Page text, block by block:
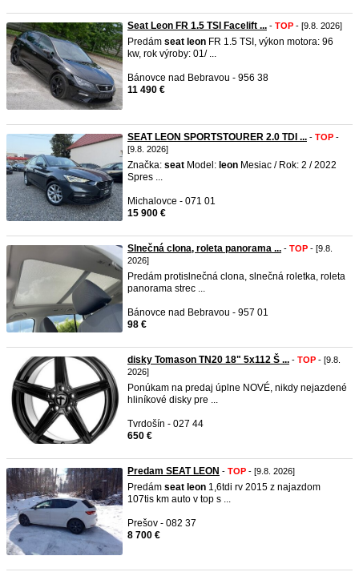
Seat Leon FR 1.5 TSI Facelift ... - TOP - [9.8. 2026]
Predám seat leon FR 1.5 TSI, výkon motora: 96
kw, rok výroby: 01/ ...
Bánovce nad Bebravou - 956 38
11 490 €
SEAT LEON SPORTSTOURER 2.0 TDI ... - TOP -
[9.8. 2026]
Značka: seat Model: leon Mesiac / Rok: 2 / 2022
Spres ...
Michalovce - 071 01
15 900 €
Slnečná clona, roleta panorama ... - TOP - [9.8.
2026]
Predám protislnečná clona, slnečná roletka, roleta
panorama strec ...
Bánovce nad Bebravou - 957 01
98 €
disky Tomason TN20 18" 5x112 Š ... - TOP - [9.8.
2026]
Ponúkam na predaj úplne NOVÉ, nikdy nejazdené
hliníkové disky pre ...
Tvrdošín - 027 44
650 €
Predam SEAT LEON - TOP - [9.8. 2026]
Predám seat leon 1,6tdi rv 2015 z najazdom
107tis km auto v top s ...
Prešov - 082 37
8 700 €